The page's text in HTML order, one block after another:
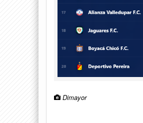
Dimayor